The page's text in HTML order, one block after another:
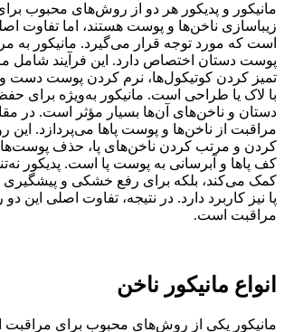
مانیکور و پدیکور هر دو از روش‌های محبوب
زیباسازی ناخن‌ها و پوست هستند، اما تفاوت
است که مورد توجه قرار می‌گیرد. مانیکور به
پوست دستان اختصاص دارد. این فرآیند شامل
تمیز کردن کوتیکول‌ها، نرم کردن پوست دست و
با لاک یا طراحی است. مانیکور به‌ویژه برای
دستان و ناخن‌های آن‌ها بسیار مؤثر است. در
مراقبت از ناخن‌ها و پوست پاها می‌پردازد.
کردن و مرتب کردن ناخن‌های پا، حذف
کف پاها و آبرسانی به پوست پا است. پدیکور
کمک می‌کند، بلکه برای رفع خشکی و
پا نیز کاربرد دارد. در نتیجه، تفاوت اصلی این
مراقبت است.
انواع مانیکور ناخن
مانیکور یکی از روش‌های محبوب برای مراقبت